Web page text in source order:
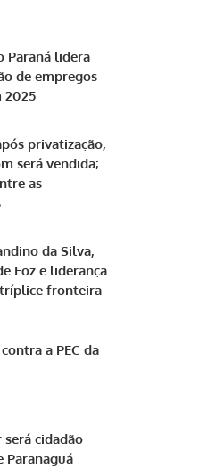
Paraná lidera
de empregos
2025
privatização,
será vendida;
as
da Silva,
Foz e liderança
fronteira
a PEC da
será cidadão
Paranaguá